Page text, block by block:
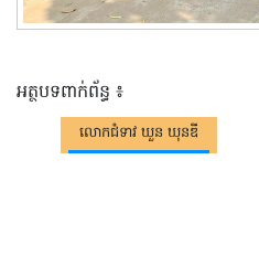
អត្ថបទពាក់ព័ន្ធ ៖
លោកជំទាវ ឃួន ឃុនឌី